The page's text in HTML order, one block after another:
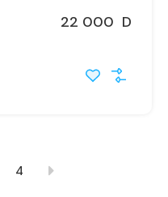
22 000 D
4